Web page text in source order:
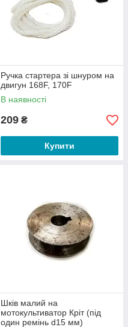
Ручка стартера зі шнуром на
двигун 168F, 170F
В наявності
209 ₴
Купити
Шків малий на
мотокультиватор Кріт (під
один ремінь d15 мм)